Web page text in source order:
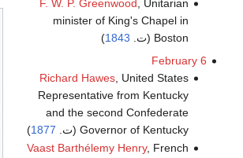
F. W. P. Greenwood , Unitarian
minister of King's Chapel in
Boston (ت.
1843
)
February 6
Richard Hawes , United States
Representative from Kentucky
and the second Confederate
Governor of Kentucky (ت.
1877
)
Vaast Barthélemy Henry, French